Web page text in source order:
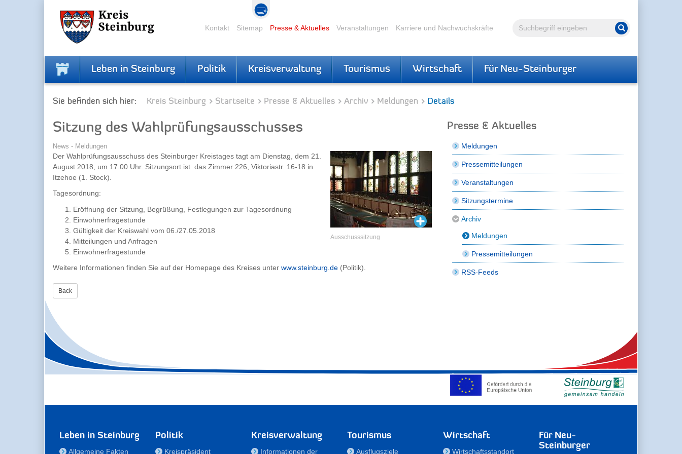
Volltextsuche Suche starten
Kontakt Sitemap Presse & Aktuelles Veranstaltungen Karriere und Nachwuchskräfte
Leben in Steinburg Politik Kreisverwaltung Tourismus Wirtschaft Für Neu-Steinburger
Sie befinden sich hier: Kreis Steinburg Startseite Presse & Aktuelles Archiv Meldungen Details
Sitzung des Wahlprüfungsausschusses
News - Meldungen
Ausschusssitzung
Der Wahlprüfungsausschuss des Steinburger Kreistages tagt am Dienstag, dem 21.
August 2018, um 17.00 Uhr. Sitzungsort ist das Zimmer 226, Viktoriastr. 16-18 in
Itzehoe (1. Stock).
Tagesordnung:
Eröffnung der Sitzung, Begrüßung, Festlegungen zur Tagesordnung
Einwohnerfragestunde
Gültigkeit der Kreiswahl vom 06./27.05.2018
Mitteilungen und Anfragen
Einwohnerfragestunde
Weitere Informationen finden Sie auf der Homepage des Kreises unter www.steinburg.de (Politik).
Back
Presse & Aktuelles
Meldungen
Pressemitteilungen
Veranstaltungen
Sitzungstermine
Archiv
Meldungen
Pressemitteilungen
RSS-Feeds
Leben in Steinburg
Allgemeine Fakten
Politik
Kreispräsident
Kreisverwaltung
Informationen der
Tourismus
Ausflugsziele
Wirtschaft
Wirtschaftsstandort
Für Neu-
Steinburger